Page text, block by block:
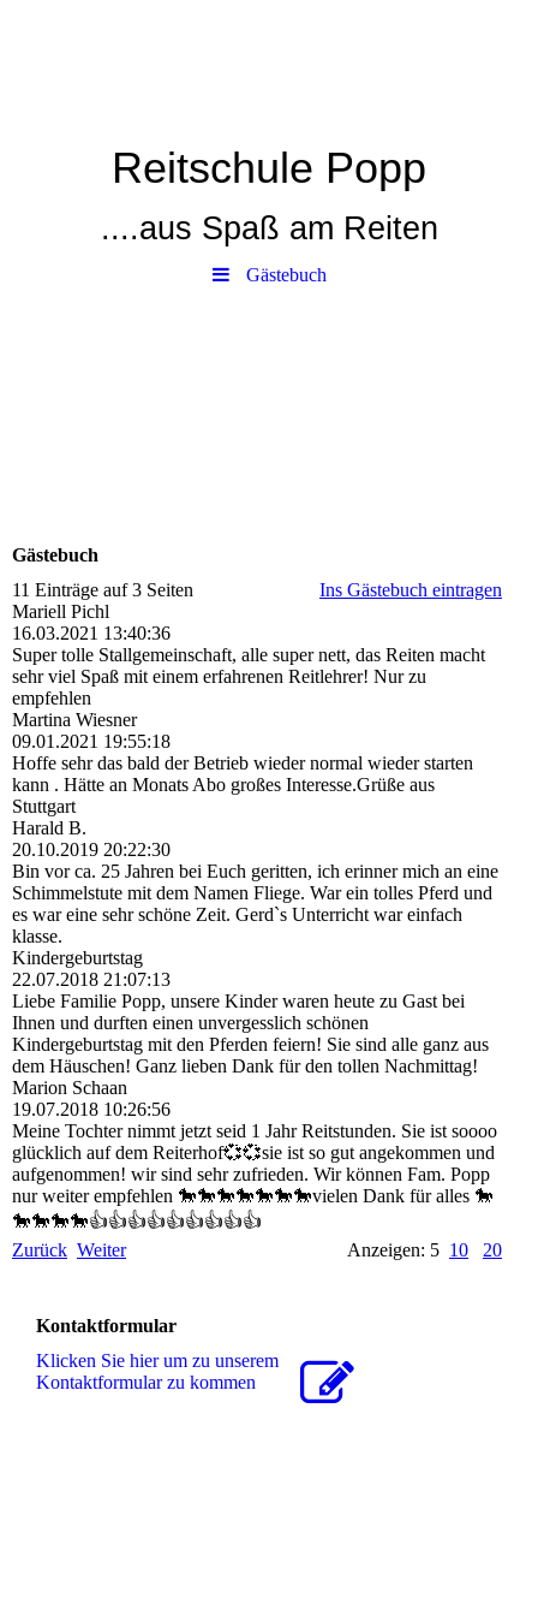
Reitschule Popp
....aus Spaß am Reiten
Gästebuch
Gästebuch
11 Einträge auf 3 Seiten
Ins Gästebuch eintragen
Mariell Pichl
16.03.2021 13:40:36
Super tolle Stallgemeinschaft, alle super nett, das Reiten macht
sehr viel Spaß mit einem erfahrenen Reitlehrer! Nur zu
empfehlen
Martina Wiesner
09.01.2021 19:55:18
Hoffe sehr das bald der Betrieb wieder normal wieder starten
kann . Hätte an Monats Abo großes Interesse.Grüße aus
Stuttgart
Harald B.
20.10.2019 20:22:30
Bin vor ca. 25 Jahren bei Euch geritten, ich erinner mich an eine
Schimmelstute mit dem Namen Fliege. War ein tolles Pferd und
es war eine sehr schöne Zeit. Gerd`s Unterricht war einfach
klasse.
Kindergeburtstag
22.07.2018 21:07:13
Liebe Familie Popp, unsere Kinder waren heute zu Gast bei
Ihnen und durften einen unvergesslich schönen
Kindergeburtstag mit den Pferden feiern! Sie sind alle ganz aus
dem Häuschen! Ganz lieben Dank für den tollen Nachmittag!
Marion Schaan
19.07.2018 10:26:56
Meine Tochter nimmt jetzt seid 1 Jahr Reitstunden. Sie ist soooo
glücklich auf dem Reiterhof💞💞sie ist so gut angekommen und
aufgenommen! wir sind sehr zufrieden. Wir können Fam. Popp
nur weiter empfehlen 🐎🐎🐎🐎🐎🐎🐎vielen Dank für alles 🐎
🐎🐎🐎🐎👍👍👍👍👍👍👍👍👍
Zurück Weiter Anzeigen: 5 10 20
Kontaktformular
Klicken Sie hier um zu unserem
Kon­takt­for­mu­lar zu kommen